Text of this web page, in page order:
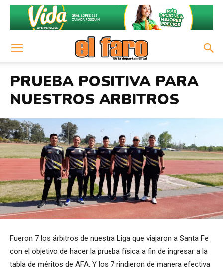
PRUEBA POSITIVA PARA
NUESTROS ARBITROS
Fueron 7 los árbitros de nuestra Liga que viajaron a Santa Fe
con el objetivo de hacer la prueba física a fin de ingresar a la
tabla de méritos de AFA. Y los 7 rindieron de manera efectiva